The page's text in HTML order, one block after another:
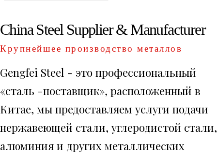
China Steel Supplier & Manufacturer
Крупнейшее производство металлов
Gengfei Steel - это профессиональный
«сталь -поставщик», расположенный в
Китае, мы предоставляем услуги подачи
нержавеющей стали, углеродистой стали,
алюминия и других металлических